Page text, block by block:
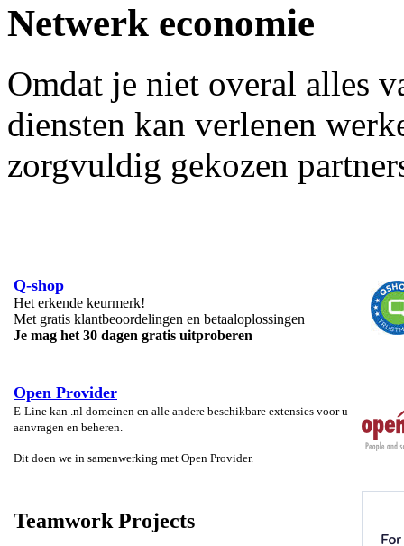
Netwerk economie
Omdat je niet overal alles
diensten kan verlenen
zorgvuldig gekozen
Q-shop
Het erkende keurmerk!
Met gratis klantbeoordelingen en betaaloplossingen
Je mag het 30 dagen gratis uitproberen
Open Provider
E-Line kan .nl domeinen en alle andere beschikbare extensies voor u
aanvragen en beheren.
Dit doen we in samenwerking met Open Provider.
Teamwork Projects